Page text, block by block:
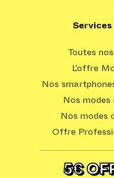
Services
Toutes
L’offre
Nos
Nos modes
Nos modes
Offre
5€